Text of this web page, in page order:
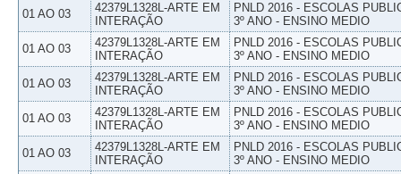
01 AO 03
42379L1328L-ARTE EM
INTERAÇÃO
PNLD 2016 - ESCOLAS
3º ANO - ENSINO MEDIO
01 AO 03
42379L1328L-ARTE EM
INTERAÇÃO
PNLD 2016 - ESCOLAS
3º ANO - ENSINO MEDIO
01 AO 03
42379L1328L-ARTE EM
INTERAÇÃO
PNLD 2016 - ESCOLAS
3º ANO - ENSINO MEDIO
01 AO 03
42379L1328L-ARTE EM
INTERAÇÃO
PNLD 2016 - ESCOLAS
3º ANO - ENSINO MEDIO
01 AO 03
42379L1328L-ARTE EM
INTERAÇÃO
PNLD 2016 - ESCOLAS
3º ANO - ENSINO MEDIO